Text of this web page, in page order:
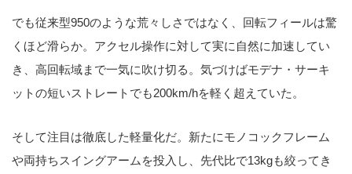
でも従来型950のような荒々しさではなく、回転フィールは驚
くほど滑らか。アクセル操作に対して実に自然に加速してい
き、高回転域まで一気に吹け切る。気づけばモデナ・サーキ
ットの短いストレートでも200km/hを軽く超えていた。
そして注目は徹底した軽量化だ。新たにモノコックフレーム
や両持ちスイングアームを投入し、先代比で13kgも絞ってき